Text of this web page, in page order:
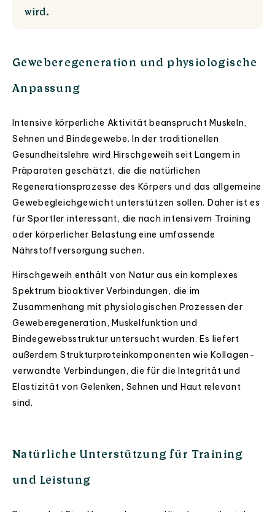
wird.
Geweberegeneration und physiologische
Anpassung
Intensive körperliche Aktivität beansprucht Muskeln,
Sehnen und Bindegewebe. In der traditionellen
Gesundheitslehre wird Hirschgeweih seit Langem in
Präparaten geschätzt, die die natürlichen
Regenerationsprozesse des Körpers und das allgemeine
Gewebegleichgewicht unterstützen sollen. Daher ist es
für Sportler interessant, die nach intensivem Training
oder körperlicher Belastung eine umfassende
Nährstoffversorgung suchen.
Hirschgeweih enthält von Natur aus ein komplexes
Spektrum bioaktiver Verbindungen, die im
Zusammenhang mit physiologischen Prozessen der
Geweberegeneration, Muskelfunktion und
Bindegewebsstruktur untersucht wurden. Es liefert
außerdem Strukturproteinkomponenten wie Kollagen-
verwandte Verbindungen, die für die Integrität und
Elastizität von Gelenken, Sehnen und Haut relevant
sind.
Natürliche Unterstützung für Training
und Leistung